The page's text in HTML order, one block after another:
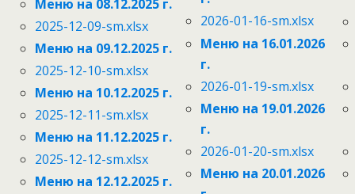
Меню на 08.12.2025 г.
2025-12-09-sm.xlsx
Меню на 09.12.2025 г.
2025-12-10-sm.xlsx
Меню на 10.12.2025 г.
2025-12-11-sm.xlsx
Меню на 11.12.2025 г.
2025-12-12-sm.xlsx
Меню на 12.12.2025 г.
2026-01-16-sm.xlsx
Меню на 16.01.2026
г.
2026-01-19-sm.xlsx
Меню на 19.01.2026
г.
2026-01-20-sm.xlsx
Меню на 20.01.2026